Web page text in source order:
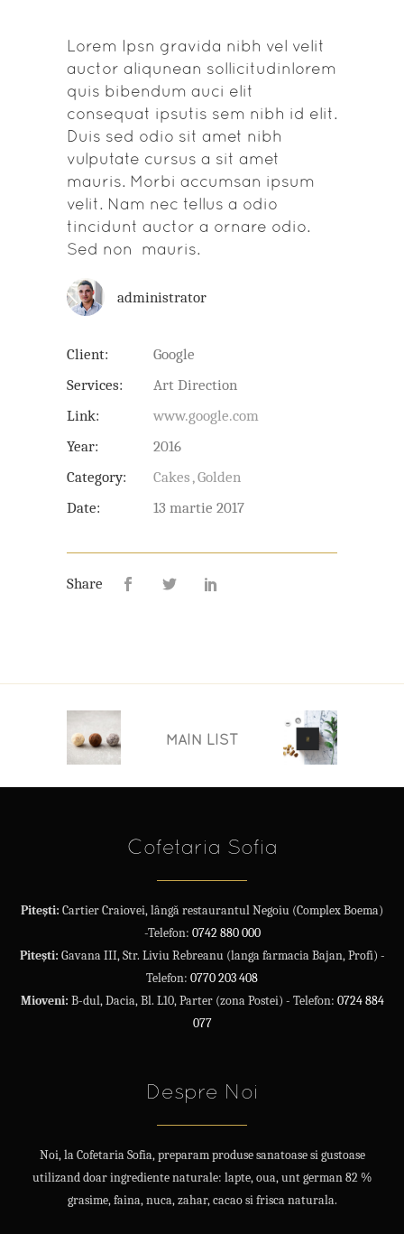
Lorem Ipsn gravida nibh vel velit
auctor aliqunean sollicitudinlorem
quis bibendum auci elit
consequat ipsutis sem nibh id elit.
Duis sed odio sit amet nibh
vulputate cursus a sit amet
mauris. Morbi accumsan ipsum
velit. Nam nec tellus a odio
tincidunt auctor a ornare odio.
Sed non mauris.
administrator
Client:
Google
Services:
Art Direction
Link:
www.google.com
Year:
2016
Category:
Cakes Golden
Date:
13 martie 2017
Share
MAIN LIST
Cofetaria Sofia
Pitești: Cartier Craiovei, lângă restaurantul Negoiu (Complex Boema)
-Telefon: 0742 880 000
Pitești: Gavana III, Str. Liviu Rebreanu (langa farmacia Bajan, Profi) -
Telefon: 0770 203 408
Mioveni: B-dul, Dacia, Bl. L10, Parter (zona Postei) - Telefon: 0724 884
077
Despre Noi
Noi, la Cofetaria Sofia, preparam produse sanatoase si gustoase
utilizand doar ingrediente naturale: lapte, oua, unt german 82 %
grasime, faina, nuca, zahar, cacao si frisca naturala.